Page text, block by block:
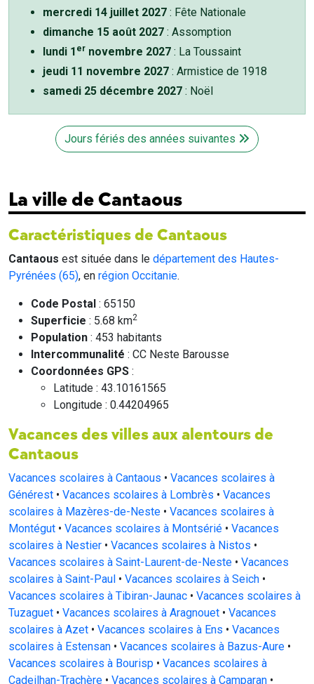
mercredi 14 juillet 2027 : Fête Nationale
dimanche 15 août 2027 : Assomption
lundi 1 er novembre 2027 : La Toussaint
jeudi 11 novembre 2027 : Armistice de 1918
samedi 25 décembre 2027 : Noël
Jours fériés des années suivantes
La ville de Cantaous
Caractéristiques de Cantaous
Cantaous est située dans le département des Hautes-
Pyrénées (65), en région Occitanie.
Code Postal : 65150
Superficie : 5.68 km2
Population : 453 habitants
Intercommunalité : CC Neste Barousse
Coordonnées GPS :
Latitude : 43.10161565
Longitude : 0.44204965
Vacances des villes aux alentours de
Cantaous
Vacances scolaires à Cantaous • Vacances scolaires à
Générest • Vacances scolaires à Lombrès • Vacances
scolaires à Mazères-de-Neste • Vacances scolaires à
Montégut • Vacances scolaires à Montsérié • Vacances
scolaires à Nestier • Vacances scolaires à Nistos •
Vacances scolaires à Saint-Laurent-de-Neste • Vacances
scolaires à Saint-Paul • Vacances scolaires à Seich •
Vacances scolaires à Tibiran-Jaunac • Vacances scolaires à
Tuzaguet • Vacances scolaires à Aragnouet • Vacances
scolaires à Azet • Vacances scolaires à Ens • Vacances
scolaires à Estensan • Vacances scolaires à Bazus-Aure •
Vacances scolaires à Bourisp • Vacances scolaires à
Cadeilhan-Trachère • Vacances scolaires à Camparan •